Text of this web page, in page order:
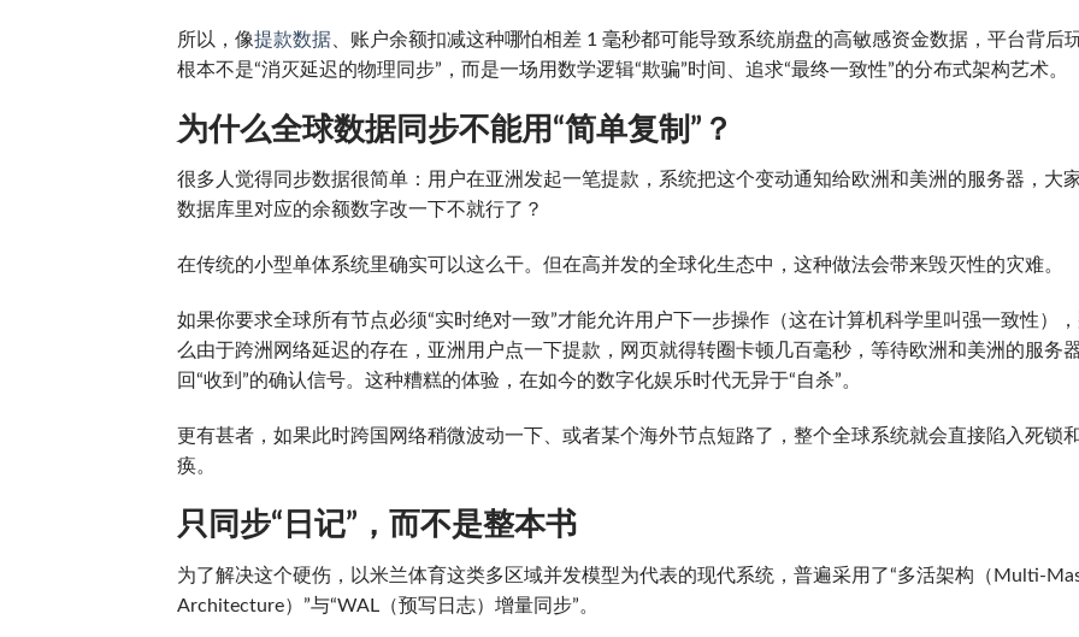
所以，像提款数据 、账户余额扣减这种哪怕相差 1 毫秒都可能导致系统崩盘的高敏感资金数据，平台背后
根本不是“消灭延迟的物理同步”，而是一场用数学逻辑“欺骗”时间、追求“最终一致性”的分布式架构艺术。
为什么全球数据同步不能用“简单复制”？
很多人觉得同步数据很简单：用户在亚洲发起一笔提款，系统把这个变动通知给欧洲和美洲的服务器，大
数据库里对应的余额数字改一下不就行了？
在传统的小型单体系统里确实可以这么干。但在高并发的全球化生态中，这种做法会带来毁灭性的灾难。
如果你要求全球所有节点必须“实时绝对一致”才能允许用户下一步操作（这在计算机科学里叫强一致性）
么由于跨洲网络延迟的存在，亚洲用户点一下提款，网页就得转圈卡顿几百毫秒，等待欧洲和美洲的服务
回“收到”的确认信号。这种糟糕的体验，在如今的数字化娱乐时代无异于“自杀”。
更有甚者，如果此时跨国网络稍微波动一下、或者某个海外节点短路了，整个全球系统就会直接陷入死锁
痪。
只同步“日记”，而不是整本书
为了解决这个硬伤，以米兰体育这类多区域并发模型为代表的现代系统，普遍采用了“多活架构（Multi-
Architecture）”与“WAL（预写日志）增量同步”。